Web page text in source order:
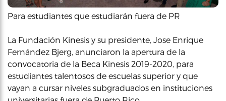
Para estudiantes que estudiarán fuera de PR
La Fundación Kinesis y su presidente, Jose Enrique
Fernández Bjerg, anunciaron la apertura de la
convocatoria de la Beca Kinesis 2019-2020, para
estudiantes talentosos de escuelas superior y que
vayan a cursar niveles subgraduados en instituciones